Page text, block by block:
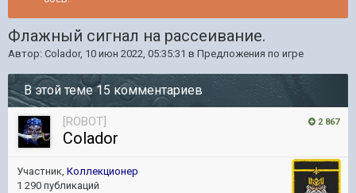
Флажный сигнал на рассеивание.
Автор: Colador, 10 июн 2022, 05:35:31 в Предложения по игре
В этой теме 15 комментариев
2 867
[ROBOT]
Colador
Участник, Коллекционер
1 290 публикаций